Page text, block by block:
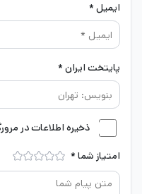
کوین اسکواد باسترز 🟡
کلید fusion 🗝
صندوقچه 🗳
بلیط صندوقچه 🎫
ایمیل *
پایتخت ایران *
ذخیره اطلاعات در
امتیاز شما*